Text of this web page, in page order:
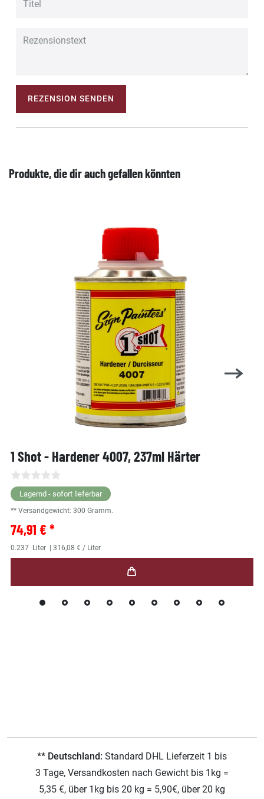
REZENSION SENDEN
Produkte, die dir auch gefallen könnten
1 Shot - Hardener 4007, 237ml Härter
Lagernd - sofort lieferbar
** Versandgewicht: 300 Gramm.
74,91 € *
0.237 Liter | 316,08 € / Liter
** Deutschland: Standard DHL Lieferzeit 1 bis
3 Tage, Versandkosten nach Gewicht bis 1kg =
5,35 €, über 1kg bis 20 kg = 5,90€, über 20 kg